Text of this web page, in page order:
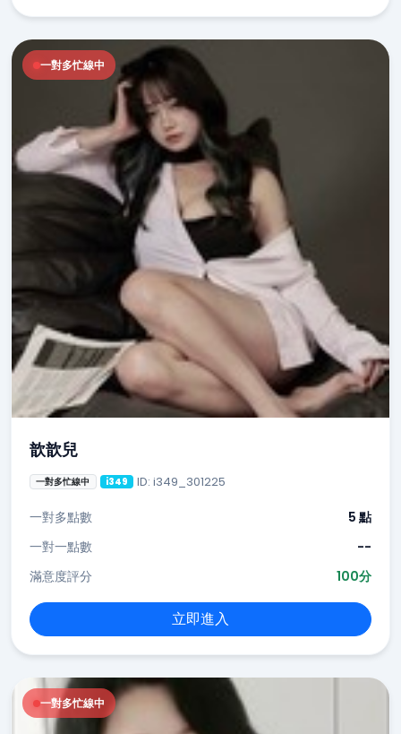
一對多忙線中
歆歆兒
一對多忙線中 i349 ID: i349_301225
一對多點數
5 點
一對一點數
--
滿意度評分
100分
立即進入
一對多忙線中